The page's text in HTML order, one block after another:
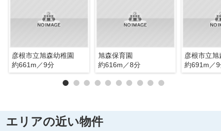
彦根市立旭森幼稚園
約661m／9分
旭森保育園
約616m／8分
彦根市立旭
約691m／
エリアの近い物件